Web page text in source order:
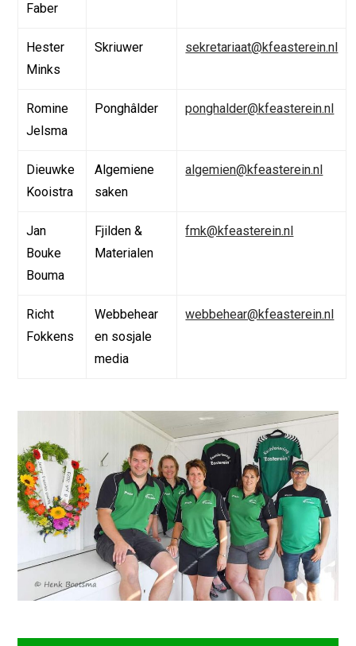
Faber
Hester
Minks
Skriuwer sekretariaat@kfeasterein.nl
Romine
Jelsma
Ponghâlder ponghalder@kfeasterein.nl
Dieuwke
Kooistra
Algemiene
saken
algemien@kfeasterein.nl
Jan
Bouke
Bouma
Fjilden &
Materialen
fmk@kfeasterein.nl
Richt
Fokkens
Webbehear
en sosjale
media
webbehear@kfeasterein.nl